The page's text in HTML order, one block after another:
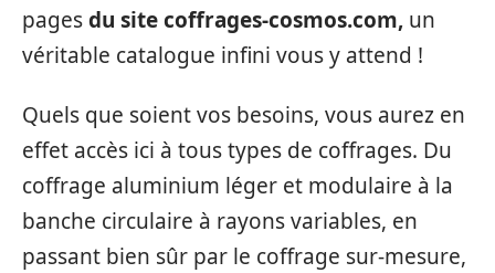
pagesdu site coffrages-cosmos.com, un
véritable catalogue infini vous y attend !
Quels que soient vos besoins, vous aurez en
effet accès ici à tous types de coffrages. Du
coffrage aluminium léger et modulaire à la
banche circulaire à rayons variables, en
passant bien sûr par le coffrage sur-mesure,